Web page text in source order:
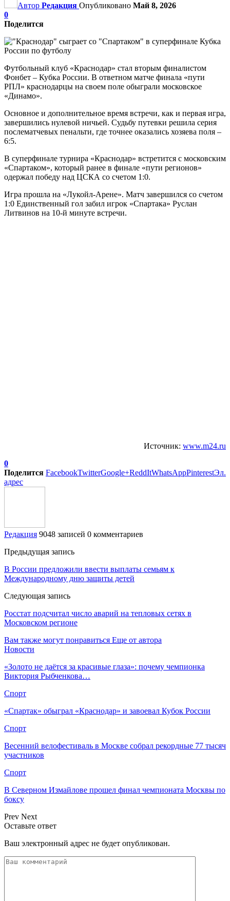
Автор Редакция Опубликовано Май 8, 2026
0
Поделится
Футбольный клуб «Краснодар» стал вторым финалистом
Фонбет – Кубка России. В ответном матче финала «пути
РПЛ» краснодарцы на своем поле обыграли московское
«Динамо».
Основное и дополнительное время встречи, как и первая игра,
завершились нулевой ничьей. Судьбу путевки решила серия
послематчевых пенальти, где точнее оказались хозяева поля –
6:5.
В суперфинале турнира «Краснодар» встретится с московским
«Спартаком», который ранее в финале «пути регионов»
одержал победу над ЦСКА со счетом 1:0.
Игра прошла на «Лукойл-Арене». Матч завершился со счетом
1:0 Единственный гол забил игрок «Спартака» Руслан
Литвинов на 10-й минуте встречи.
Источник: www.m24.ru
0
Поделится FacebookTwitterGoogle+ReddItWhatsAppPinterestЭл.
адрес
Редакция 9048 записей 0 комментариев
Предыдущая запись
В России предложили ввести выплаты семьям к
Международному дню защиты детей
Следующая запись
Росстат подсчитал число аварий на тепловых сетях в
Московском регионе
Вам также могут понравиться Еще от автора
Новости
«Золото не даётся за красивые глаза»: почему чемпионка
Виктория Рыбченкова…
Спорт
«Спартак» обыграл «Краснодар» и завоевал Кубок России
Спорт
Весенний велофестиваль в Москве собрал рекордные 77 тысяч
участников
Спорт
В Северном Измайлове прошел финал чемпионата Москвы по
боксу
Prev Next
Оставьте ответ
Ваш электронный адрес не будет опубликован.